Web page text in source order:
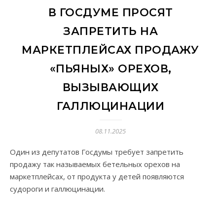
В ГОСДУМЕ ПРОСЯТ
ЗАПРЕТИТЬ НА
МАРКЕТПЛЕЙСАХ ПРОДАЖУ
«ПЬЯНЫХ» ОРЕХОВ,
ВЫЗЫВАЮЩИХ
ГАЛЛЮЦИНАЦИИ
08.11.2025
Один из депутатов Госдумы требует запретить
продажу так называемых бетельных орехов на
маркетплейсах, от продукта у детей появляются
судороги и галлюцинации.